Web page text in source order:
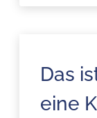
Das
eine